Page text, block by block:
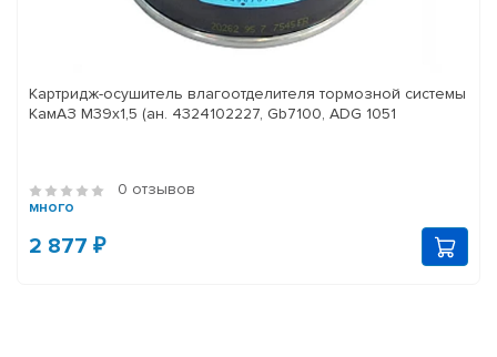
Картридж-осушитель влагоотделителя тормозной системы
КамАЗ M39x1,5 (ан. 4324102227, Gb7100, ADG 1051
0 отзывов
много
2 877 ₽